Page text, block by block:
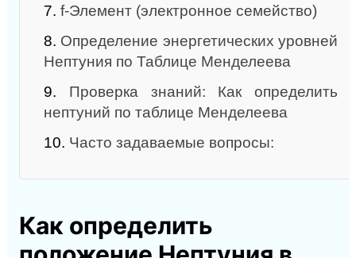
7. f‑Элемент (электронное семейство)
8. Определение энергетических уровней
Нептуния по Таблице Менделеева
9. Проверка знаний: Как определить
нептуний по таблице Менделеева
10. Часто задаваемые вопросы:
Как определить